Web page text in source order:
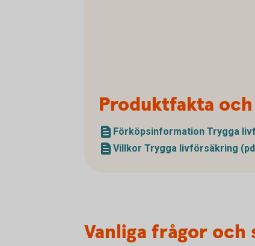
Produktfakta
Förköpsinformation Trygga
Villkor Trygga livförsäkring
Vanliga frågor